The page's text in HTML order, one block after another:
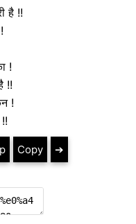
है !!
!
!!
!
Copy ➔